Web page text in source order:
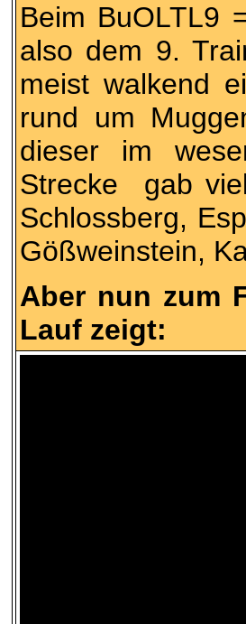
Beim BuOLTL9
also dem 9.
meist walkend
rund um
dieser im
Strecke gab
Schlossberg,
Gößweinstein,
Aber nun zum
Lauf zeigt: